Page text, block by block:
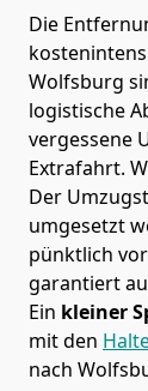
Die
Wolfsburg
logistische
vergessene
Extrafahrt.
Der
umgesetzt
pünktlich
garantiert
Ein kleiner
mit den
nach